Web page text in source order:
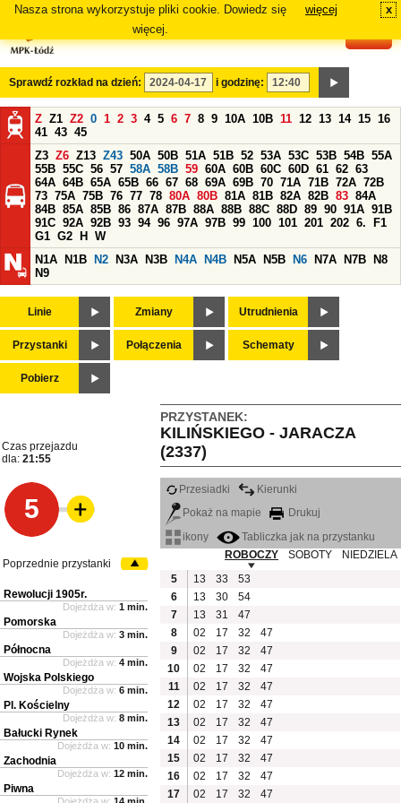
Nasza strona wykorzystuje pliki cookie. Dowiedz się
więcej.
więcej x
Sprawdź rozkład na dzień: i godzinę:
Z Z1 Z2 0 1 2 3 4 5 6 7 8 9 10A 10B 11 12 13 14 15 16
41 43 45
Z3 Z6 Z13 Z43 50A 50B 51A 51B 52 53A 53C 53B 54B 55A
55B 55C 56 57 58A 58B 59 60A 60B 60C 60D 61 62 63
64A 64B 65A 65B 66 67 68 69A 69B 70 71A 71B 72A 72B
73 75A 75B 76 77 78 80A 80B 81A 81B 82A 82B 83 84A
84B 85A 85B 86 87A 87B 88A 88B 88C 88D 89 90 91A 91B
91C 92A 92B 93 94 96 97A 97B 99 100 101 201 202 6.
F1
G1 G2 H
W
N1A
N1B N2 N3A N3B N4A N4B N5A N5B N6 N7A N7B
N8
N9
Linie Zmiany Utrudnienia
Przystanki Połączenia Schematy
Pobierz
PRZYSTANEK:
KILIŃSKIEGO - JARACZA
(2337)
Czas przejazdu
dla: 21:55
5
Przesiadki
Kierunki
Pokaż na mapie
Drukuj
ikony
Tabliczka jak na przystanku
ROBOCZY
SOBOTY
NIEDZIELA
5
13 33
53
6
13 30
54
7
13 31
47
8
02 17 32
47
9
02 17 32
47
10
02 17 32
47
11
02 17 32
47
12
02 17 32
47
13
02 17 32
47
14
02 17 32
47
15
02 17 32
47
16
02 17 32
47
17
02 17 32 47
Poprzednie przystanki
Rewolucji 1905r.
Dojeżdża w: 1 min.
Pomorska
Dojeżdża w: 3 min.
Północna
Dojeżdża w: 4 min.
Wojska Polskiego
Dojeżdża w: 6 min.
Pl. Kościelny
Dojeżdża w: 8 min.
Bałucki Rynek
Dojeżdża w: 10 min.
Zachodnia
Dojeżdża w: 12 min.
Piwna